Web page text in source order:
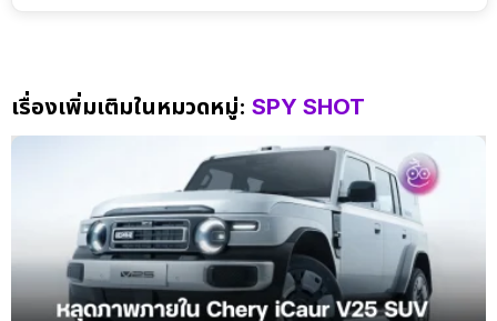
เรื่องเพิ่มเติมในหมวดหมู่: SPY SHOT